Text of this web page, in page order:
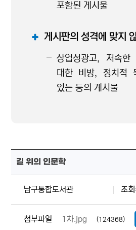
포함된 게시물
게시판의 성격에 맞지
상업성광고, 저속한
대한 비방, 정치적
있는 등의 게시물
길 위의 인문학
남구통합도서관 조
첨부파일 1차.jpg (124368)